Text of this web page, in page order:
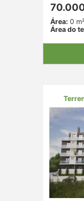
Área:0
Área do